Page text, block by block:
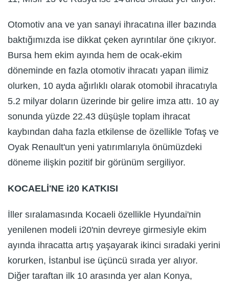
Otomotiv ana ve yan sanayi ihracatına iller bazında
baktığımızda ise dikkat çeken ayrıntılar öne çıkıyor.
Bursa hem ekim ayında hem de ocak-ekim
döneminde en fazla otomotiv ihracatı yapan ilimiz
olurken, 10 ayda ağırlıklı olarak otomobil ihracatıyla
5.2 milyar doların üzerinde bir gelire imza attı. 10 ay
sonunda yüzde 22.43 düşüşle toplam ihracat
kaybından daha fazla etkilense de özellikle Tofaş ve
Oyak Renault'un yeni yatırımlarıyla önümüzdeki
döneme ilişkin pozitif bir görünüm sergiliyor.
KOCAELİ'NE i20 KATKISI
İller sıralamasında Kocaeli özellikle Hyundai'nin
yenilenen modeli i20'nin devreye girmesiyle ekim
ayında ihracatta artış yaşayarak ikinci sıradaki yerini
korurken, İstanbul ise üçüncü sırada yer alıyor.
Diğer taraftan ilk 10 arasında yer alan Konya,